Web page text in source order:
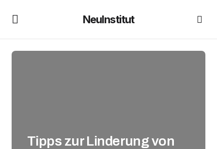
NeuInstitut
Tipps zur Linderung von